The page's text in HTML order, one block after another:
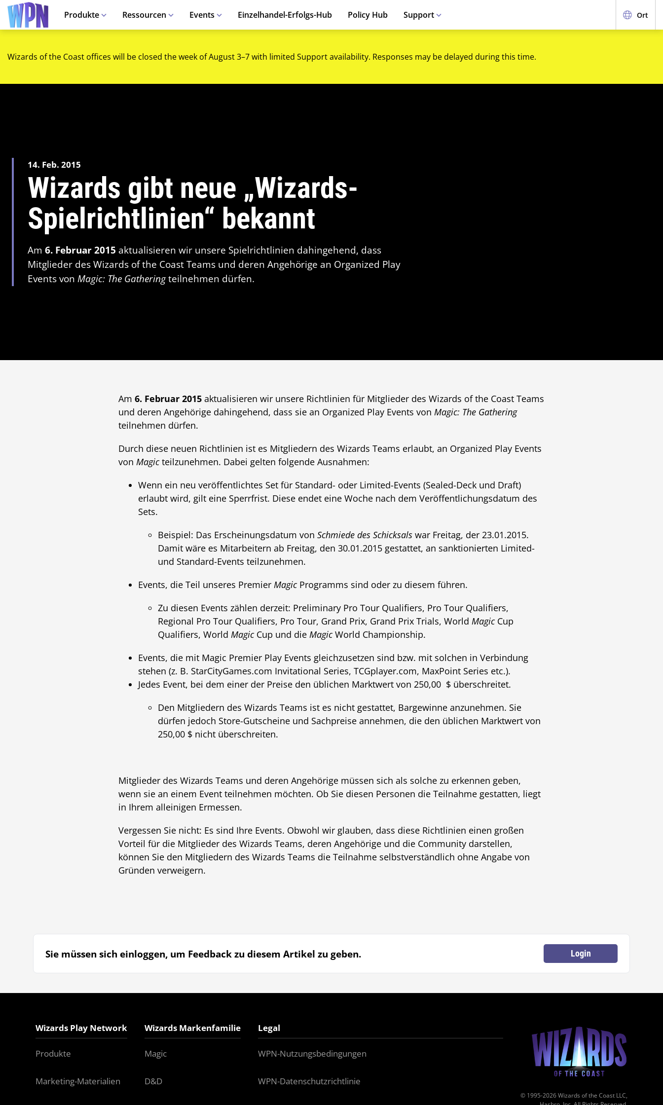
Produkte Ressourcen Events Einzelhandel-Erfolgs-Hub Policy Hub Support Ort
Wizards of the Coast offices will be closed the week of August 3–7 with limited Support availability. Responses may be delayed during this time.
14. Feb. 2015
Wizards gibt neue „Wizards-
Spielrichtlinien“ bekannt
Am 6. Februar 2015 aktualisieren wir unsere Spielrichtlinien dahingehend, dass
Mitglieder des Wizards of the Coast Teams und deren Angehörige an Organized Play
Events von Magic: The Gatheringteilnehmen dürfen.
Am 6. Februar 2015 aktualisieren wir unsere Richtlinien für Mitglieder des Wizards of the Coast Teams
und deren Angehörige dahingehend, dass sie an Organized Play Events von Magic: The Gathering
teilnehmen dürfen.
Durch diese neuen Richtlinien ist es Mitgliedern des Wizards Teams erlaubt, an Organized Play Events
von Magicteilzunehmen. Dabei gelten folgende Ausnahmen:
Wenn ein neu veröffentlichtes Set für Standard- oder Limited-Events (Sealed-Deck und Draft)
erlaubt wird, gilt eine Sperrfrist. Diese endet eine Woche nach dem Veröffentlichungsdatum des
Sets.
Beispiel: Das Erscheinungsdatum von Schmiede des Schicksals war Freitag, der 23.01.2015.
Damit wäre es Mitarbeitern ab Freitag, den 30.01.2015 gestattet, an sanktionierten Limited-
und Standard-Events teilzunehmen.
Events, die Teil unseres Premier MagicProgramms sind oder zu diesem führen.
Zu diesen Events zählen derzeit: Preliminary Pro Tour Qualifiers, Pro Tour Qualifiers,
Regional Pro Tour Qualifiers, Pro Tour, Grand Prix, Grand Prix Trials, World MagicCup
Qualifiers, World MagicCup und die MagicWorld Championship.
Events, die mit Magic Premier Play Events gleichzusetzen sind bzw. mit solchen in Verbindung
stehen (z. B. StarCityGames.com Invitational Series, TCGplayer.com, MaxPoint Series etc.).
Jedes Event, bei dem einer der Preise den üblichen Marktwert von 250,00 $ überschreitet.
Den Mitgliedern des Wizards Teams ist es nicht gestattet, Bargewinne anzunehmen. Sie
dürfen jedoch Store-Gutscheine und Sachpreise annehmen, die den üblichen Marktwert von
250,00 $ nicht überschreiten.
Mitglieder des Wizards Teams und deren Angehörige müssen sich als solche zu erkennen geben,
wenn sie an einem Event teilnehmen möchten. Ob Sie diesen Personen die Teilnahme gestatten, liegt
in Ihrem alleinigen Ermessen.
Vergessen Sie nicht: Es sind Ihre Events. Obwohl wir glauben, dass diese Richtlinien einen großen
Vorteil für die Mitglieder des Wizards Teams, deren Angehörige und die Community darstellen,
können Sie den Mitgliedern des Wizards Teams die Teilnahme selbstverständlich ohne Angabe von
Gründen verweigern.
Sie müssen sich einloggen, um Feedback zu diesem Artikel zu geben. Login
Wizards Play Network
Produkte
Marketing-Materialien
Wizards Markenfamilie
Magic
D&D
Legal
WPN-Nutzungsbedingungen
WPN-Datenschutzrichtlinie
© 1995-2026 Wizards of the Coast LLC,